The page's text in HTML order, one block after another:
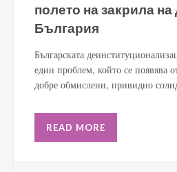
полето на закрила на
България
Българската
един проблем, който се появява
добре обмислени, привидно
READ MORE